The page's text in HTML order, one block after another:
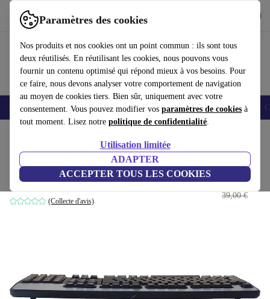
Paramètres des cookies
Nos produits et nos cookies ont un point commun : ils sont tous
deux réutilisés. En réutilisant les cookies, nous pouvons vous
fournir un contenu optimisé qui répond mieux à vos besoins. Pour
ce faire, nous devons analyser votre comportement de navigation
au moyen de cookies tiers. Bien sûr, uniquement avec votre
consentement. Vous pouvez modifier vos paramètres de cookies à
tout moment. Lisez notre politique de confidentialité.
Utilisation limitée
ADAPTER
ACCEPTER TOUS LES COOKIES
Utilisez refurbed rapidement et facilement
Smartphones Laptops Tablettes Montres connectées Accessoires
HP KU-0316
Noir | IT
(Collecte d'avis)
29,00 €
39,00 €